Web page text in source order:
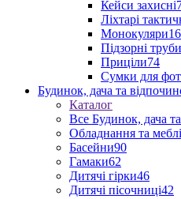
Кейси захисні
Ліхтарі
Монокуляри16
Підзорні труби
Приціли74
Сумки для
Будинок, дача та
Каталог
Все Будинок, дача
Обладнання та
Басейни90
Гамаки62
Дитячі гірки46
Дитячі пісочниці42